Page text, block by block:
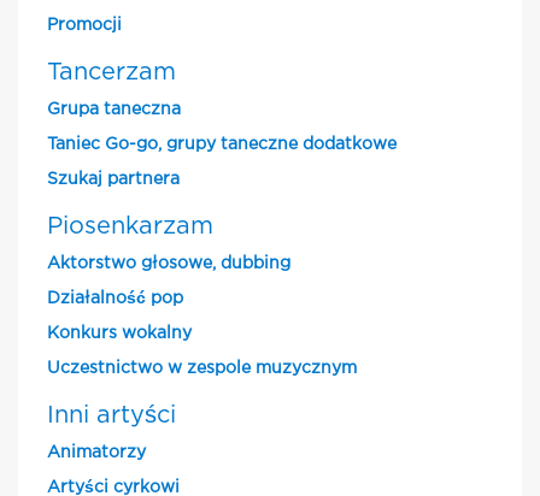
Promocji
Tancerzam
Grupa taneczna
Taniec Go-go, grupy taneczne dodatkowe
Szukaj partnera
Piosenkarzam
Aktorstwo głosowe, dubbing
Działalność pop
Konkurs wokalny
Uczestnictwo w zespole muzycznym
Inni artyści
Animatorzy
Artyści cyrkowi